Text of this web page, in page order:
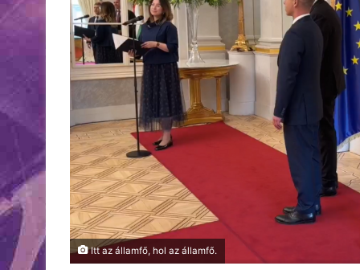
Itt az államfő, hol az államfő.